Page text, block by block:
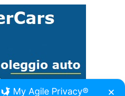
My Agile Privacy® ✕